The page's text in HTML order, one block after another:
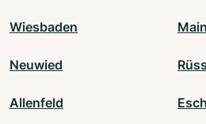
Wiesbaden
Neuwied
Allenfeld